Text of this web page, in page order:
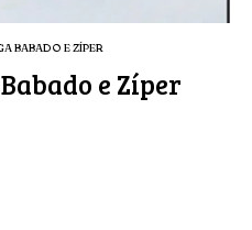
BABADO E ZÍPER
e Zíper